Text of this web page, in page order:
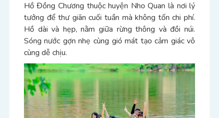
Hồ Đồng Chương thuộc huyện Nho Quan là nơi lý
tưởng để thư giãn cuối tuần mà không tốn chi phí.
Hồ dài và hẹp, nằm giữa rừng thông và đồi núi.
Sóng nước gợn nhẹ cùng gió mát tạo cảm giác vô
cùng dễ chịu.